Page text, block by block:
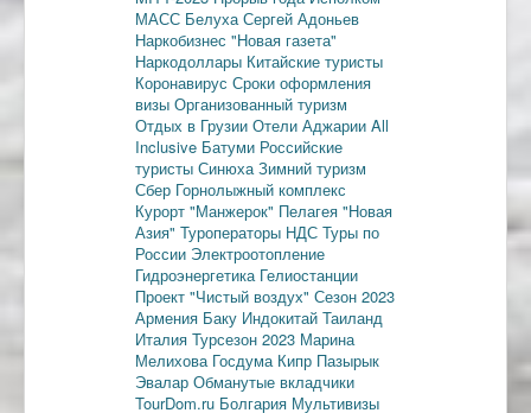
МАСС БелухаСергей Адоньев
Наркобизнес "Новая газета"
Наркодоллары Китайские туристы
Коронавирус Сроки оформления
визы Организованный туризм
Отдых в Грузии Отели Аджарии All
Inclusive Батуми Российские
туристы СинюхаЗимний туризм
Сбер Горнолыжный комплекс
Курорт "Манжерок" Пелагея "Новая
Азия" Туроператоры НДС Туры по
России Электроотопление
Гидроэнергетика Гелиостанции
Проект "Чистый воздух" Сезон 2023
Армения Баку Индокитай Таиланд
Италия Турсезон 2023 Марина
Мелихова Госдума Кипр Пазырык
Эвалар Обманутые вкладчики
TourDom.ru Болгария Мультивизы